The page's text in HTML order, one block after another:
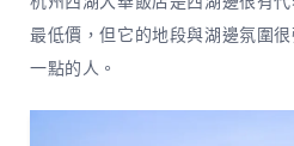
最低價，但它的地段與湖邊氛圍
一點的人。